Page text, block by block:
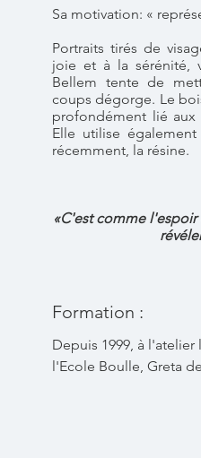
Sa motivation: «
Portraits tirés de
joie et à la sérénité,
Bellem tente de
coups dégorge. Le
profondément lié
Elle utilise
récemment, la résine.
«C'est comme
Formation :
Depuis 1999, à l'atelier
l'Ecole Boulle, Greta